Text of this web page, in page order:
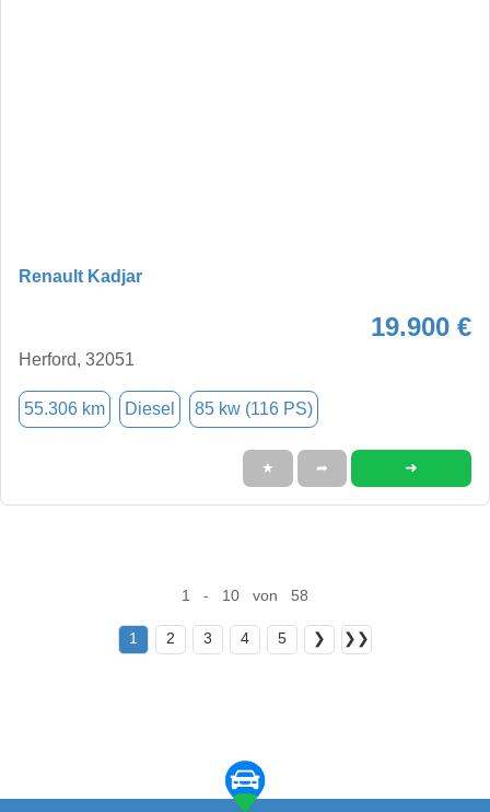
Renault Kadjar
19.900 €
Herford, 32051
55.306 km Diesel 85 kw (116 PS)
★ ➦ ➜
1 - 10 von 58
1 2 3 4 5 ❯ ❯❯